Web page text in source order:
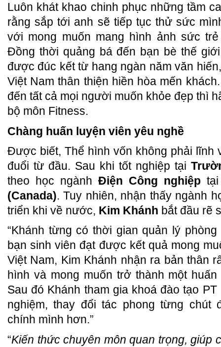
Luôn khát khao chinh phục những tầm
rằng sắp tới anh sẽ tiếp tục thử sức
với mong muốn mang hình ảnh sức
Đồng thời quảng bá đến bạn bè thế
được đúc kết từ hang ngàn năm văn
Việt Nam thân thiện hiền hòa mến
đến tất cả mọi người muốn khỏe đẹp thì
bộ môn Fitness.
Chàng huấn luyện viên yêu nghề
Được biết, Thể hình vốn không phải lĩnh
đuổi từ đầu. Sau khi tốt nghiệp tại
theo học ngành Điện Công nghiệp
(Canada). Tuy nhiên, nhận thấy ngành
triển khi về nước, Kim Khánh bắt đầu rẽ
“Khánh từng có thời gian quản lý
bạn sinh viên đạt được kết quả mong
Việt Nam, Kim Khánh nhận ra bản thân
hình và mong muốn trở thành một
Sau đó Khánh tham gia khoá đào tạo
nghiệm, thay đổi tác phong từng chút
chính mình hơn.”
“Kiến thức chuyên môn quan trọng, giúp